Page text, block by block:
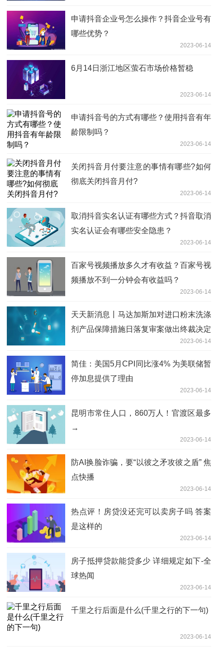
申请抖音企业号怎么操作？抖音企业号有
哪些优势？
2023-06-14
6月14日浙江地区萤石市场价格暂稳
2023-06-14
申请抖音号的方式有哪些？使用抖音有年
龄限制吗？
2023-06-14
关闭抖音月付要注意的事情有哪些?如何
彻底关闭抖音月付?
2023-06-14
取消抖音实名认证有哪些方式？抖音取消
实名认证会有哪些安全隐患？
2023-06-14
百家号视频播放多久才有收益？百家号视
频播放不到一分钟会有收益吗？
2023-06-14
天天新消息丨马达加斯加对进口粉末洗涤
剂产品保障措施日落复审案做出终裁决定
2023-06-14
简佳：美国5月CPI同比涨4% 为美联储暂
停加息提供了理由
2023-06-14
昆明市常住人口，860万人！官渡区最多
→
2023-06-14
防AI换脸诈骗，要“以彼之矛攻彼之盾” 焦
点快播
2023-06-14
热点评！房贷没还完可以卖房子吗 答案
是这样的
2023-06-14
房子抵押贷款能贷多少 详细规定如下-全
球热闻
2023-06-14
千里之行后面是什么(千里之行的下一句)
2023-06-14